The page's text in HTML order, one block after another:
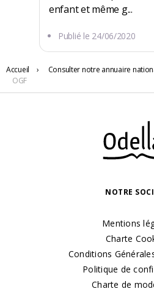
27 B AV MAL DE LATTRE
enfant et même g...
Publié le 24/06/2020
Accueil › Consulter notre annuaire
OGF
NOTRE
Mentions
Charte
Conditions
Politique de
Charte de